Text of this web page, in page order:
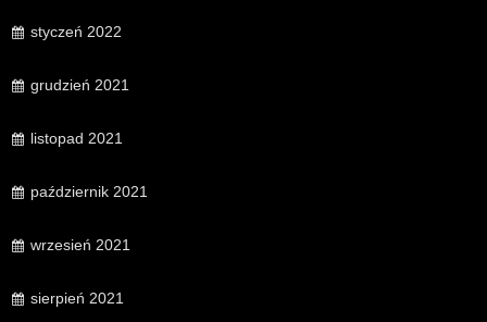
styczeń 2022
grudzień 2021
listopad 2021
październik 2021
wrzesień 2021
sierpień 2021